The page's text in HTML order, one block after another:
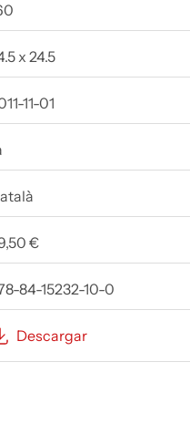
x 24.5
11-01
€
84-15232-10-0
Descargar